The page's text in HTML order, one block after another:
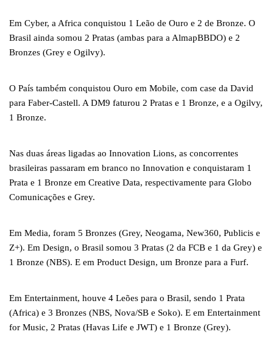
Em Cyber, a Africa conquistou 1 Leão de Ouro e 2 de Bronze. O
Brasil ainda somou 2 Pratas (ambas para a AlmapBBDO) e 2
Bronzes (Grey e Ogilvy).
O País também conquistou Ouro em Mobile, com case da David
para Faber-Castell. A DM9 faturou 2 Pratas e 1 Bronze, e a Ogilvy,
1 Bronze.
Nas duas áreas ligadas ao Innovation Lions, as concorrentes
brasileiras passaram em branco no Innovation e conquistaram 1
Prata e 1 Bronze em Creative Data, respectivamente para Globo
Comunicações e Grey.
Em Media, foram 5 Bronzes (Grey, Neogama, New360, Publicis e
Z+). Em Design, o Brasil somou 3 Pratas (2 da FCB e 1 da Grey) e
1 Bronze (NBS). E em Product Design, um Bronze para a Furf.
Em Entertainment, houve 4 Leões para o Brasil, sendo 1 Prata
(Africa) e 3 Bronzes (NBS, Nova/SB e Soko). E em Entertainment
for Music, 2 Pratas (Havas Life e JWT) e 1 Bronze (Grey).